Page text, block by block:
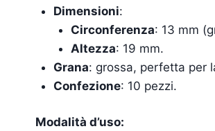
Dimensioni:
Circonferenza: 13 mm
Altezza: 19 mm.
Grana: grossa, perfetta per
Confezione: 10 pezzi.
Modalità d’uso: